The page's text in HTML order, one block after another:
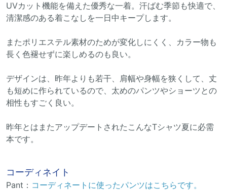
UVカット機能を備えた優秀な一着。汗ばむ季節も快適で、
清潔感のある着こなしを一日中キープします。
またポリエステル素材のためが変化しにくく、カラー物も
長く色褪せずに楽しめるのも良い。
デザインは、昨年よりも若干、肩幅や身幅を狭くして、丈
も短めに作られているので、太めのパンツやショーツとの
相性もすごく良い。
昨年とはまたアップデートされたこんなTシャツ夏に必需
本です。
コーディネイト
Pant： コーディネートに使ったパンツはこちらです。